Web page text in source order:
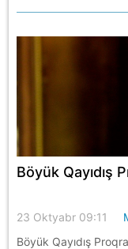
Böyük Qayıdış
23 Oktyabr 09:11
Böyük Qayıdış